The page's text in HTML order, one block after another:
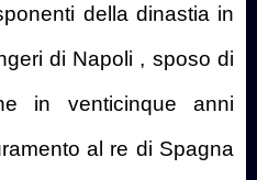
della dinastia in
di Napoli , sposo di
in venticinque anni
al re di Spagna